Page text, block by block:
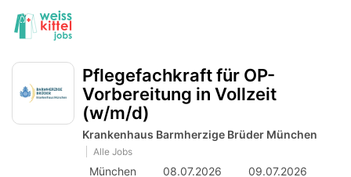
Accessibility
Modus
aktivieren
zur
zum
von
mobilem
Endgerät
Pflegefachkraft für OP-
Vorbereitung in Vollzeit
(w/m/d)
Krankenhaus Barmherzige Brüder München
Alle Jobs
München 08.07.2026
09.07.2026